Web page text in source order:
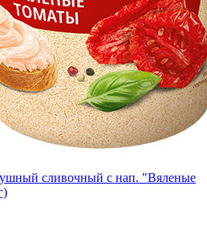
сливочный с нап. "Вяленые